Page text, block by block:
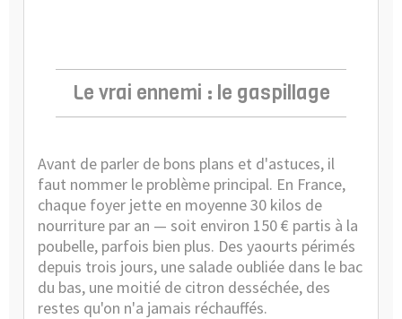
Le vrai ennemi : le gaspillage
Avant de parler de bons plans et d'astuces, il
faut nommer le problème principal. En France,
chaque foyer jette en moyenne 30 kilos de
nourriture par an — soit environ 150 € partis à la
poubelle, parfois bien plus. Des yaourts périmés
depuis trois jours, une salade oubliée dans le bac
du bas, une moitié de citron desséchée, des
restes qu'on n'a jamais réchauffés.